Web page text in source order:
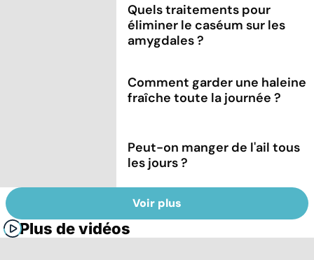
Quels traitements pour
éliminer le caséum sur les
amygdales ?
Comment garder une haleine
fraîche toute la journée ?
Peut-on manger de l'ail tous
les jours ?
Voir plus
Plus de vidéos